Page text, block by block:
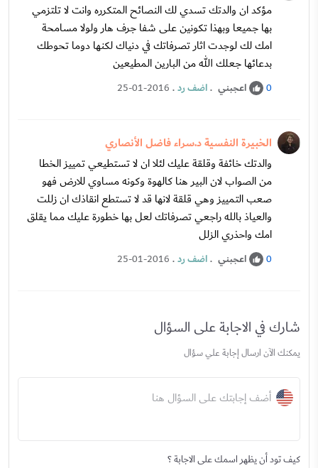
مؤكد ان والدتك تسدي لك النصائح المتكرره وانت لا تلتزمي
بها جميعا وبهذا تكونين على شفا جرف هار ولولا مسامحة
امك لك لوجدت اثار تصرفاتك في دنياك لكنها دوما تحوطك
بدعائها جعلك الله من البارين المطيعين
0 اعجبني .اضف رد.
25-01-2016
الخبيرة النفسية د.سراء فاضل الأنصاري
والدتك خائفة وقلقة عليك لئلا ان لا تستطيعي تمييز الخطا
من الصواب لان البير هنا كالهوة وكونه مساوي للارض فهو
صعب التمييز وهي قلقة لانها قد لا تستطع انقاذك ان زللت
والعياذ بالله راجعي تصرفاتك لعل بها خطورة عليك مما يقلق
امك واحذري الزلل
0 اعجبني .اضف رد.
25-01-2016
شارك في الاجابة على السؤال
يمكنك الآن ارسال إجابة علي سؤال
أضف إجابتك على السؤال هنا
كيف تود أن يظهر اسمك على الاجابة ؟